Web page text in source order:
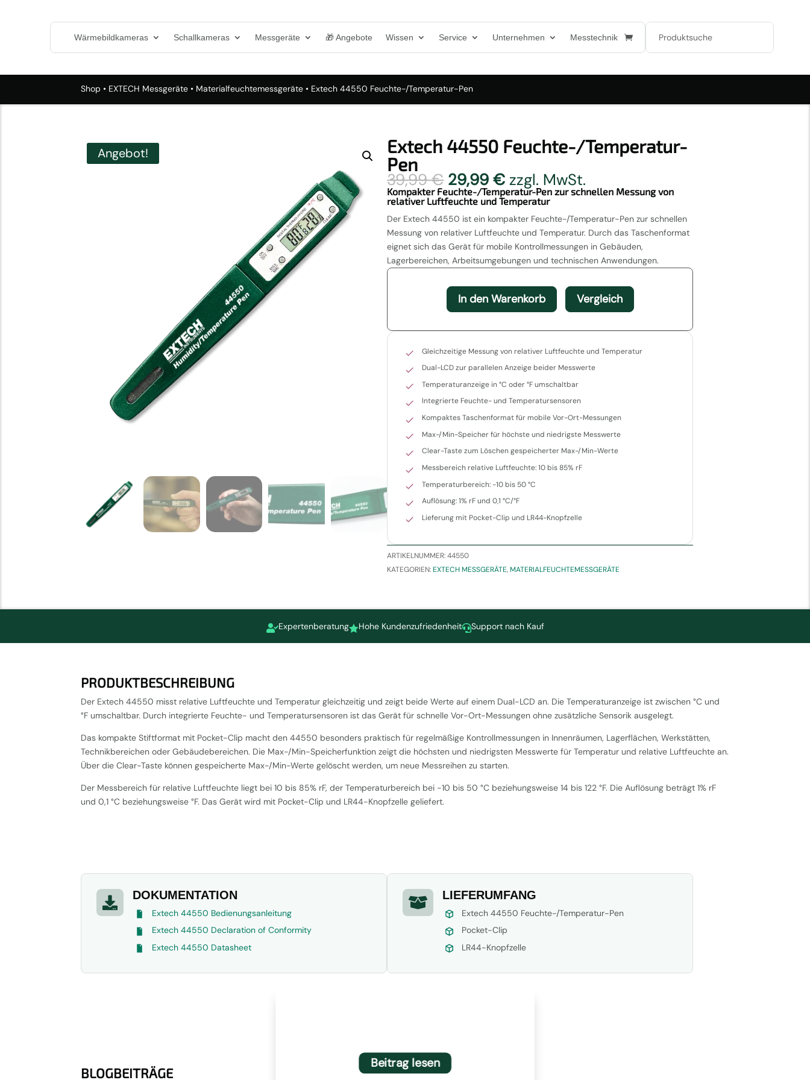
Wärmebildkameras Schallkameras Messgeräte 🎁 Angebote Wissen Service Unternehmen Messtechnik
Shop • EXTECH Messgeräte • Materialfeuchtemessgeräte • Extech 44550 Feuchte-/Temperatur-Pen
Angebot!
Extech 44550 Feuchte-/Temperatur-
Pen
39,99€ Ursprünglicher
Preis
war:
39,99 €
29,99€Aktueller
Preis
ist:
29,99 €.
zzgl. MwSt.
Kompakter Feuchte-/Temperatur-Pen zur schnellen Messung von
relativer Luftfeuchte und Temperatur
Der Extech 44550 ist ein kompakter Feuchte-/Temperatur-Pen zur schnellen
Messung von relativer Luftfeuchte und Temperatur. Durch das Taschenformat
eignet sich das Gerät für mobile Kontrollmessungen in Gebäuden,
Lagerbereichen, Arbeitsumgebungen und technischen Anwendungen.
In den Warenkorb Vergleich
Gleichzeitige Messung von relativer Luftfeuchte und Temperatur
Dual-LCD zur parallelen Anzeige beider Messwerte
Temperaturanzeige in °C oder °F umschaltbar
Integrierte Feuchte- und Temperatursensoren
Kompaktes Taschenformat für mobile Vor-Ort-Messungen
Max-/Min-Speicher für höchste und niedrigste Messwerte
Clear-Taste zum Löschen gespeicherter Max-/Min-Werte
Messbereich relative Luftfeuchte: 10 bis 85% rF
Temperaturbereich: -10 bis 50 °C
Auflösung: 1% rF und 0,1 °C/°F
Lieferung mit Pocket-Clip und LR44-Knopfzelle
ARTIKELNUMMER:44550
KATEGORIEN:EXTECH MESSGERÄTE,MATERIALFEUCHTEMESSGERÄTE
ExpertenberatungHohe KundenzufriedenheitSupport nach Kauf
PRODUKTBESCHREIBUNG
Der Extech 44550 misst relative Luftfeuchte und Temperatur gleichzeitig und zeigt beide Werte auf einem Dual-LCD an. Die Temperaturanzeige ist zwischen °C und
°F umschaltbar. Durch integrierte Feuchte- und Temperatursensoren ist das Gerät für schnelle Vor-Ort-Messungen ohne zusätzliche Sensorik ausgelegt.
Das kompakte Stiftformat mit Pocket-Clip macht den 44550 besonders praktisch für regelmäßige Kontrollmessungen in Innenräumen, Lagerflächen, Werkstätten,
Technikbereichen oder Gebäudebereichen. Die Max-/Min-Speicherfunktion zeigt die höchsten und niedrigsten Messwerte für Temperatur und relative Luftfeuchte an.
Über die Clear-Taste können gespeicherte Max-/Min-Werte gelöscht werden, um neue Messreihen zu starten.
Der Messbereich für relative Luftfeuchte liegt bei 10 bis 85% rF, der Temperaturbereich bei -10 bis 50 °C beziehungsweise 14 bis 122 °F. Die Auflösung beträgt 1% rF
und 0,1 °C beziehungsweise °F. Das Gerät wird mit Pocket-Clip und LR44-Knopfzelle geliefert.
 DOKUMENTATION
Extech 44550 Bedienungsanleitung
Extech 44550 Declaration of Conformity
Extech 44550 Datasheet
 LIEFERUMFANG
Extech 44550 Feuchte-/Temperatur-Pen
Pocket-Clip
LR44-Knopfzelle
BLOGBEITRÄGE
Beitrag lesen